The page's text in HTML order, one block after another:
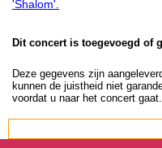
'Shalom'.
Dit concert is toegevoegd of
Deze gegevens zijn
kunnen de juistheid niet
voordat u naar het concert gaat.